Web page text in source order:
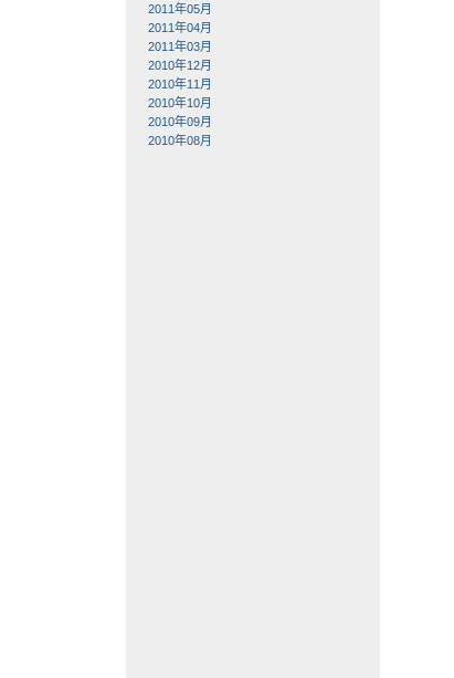
2011年05月
2011年04月
2011年03月
2010年12月
2010年11月
2010年10月
2010年09月
2010年08月